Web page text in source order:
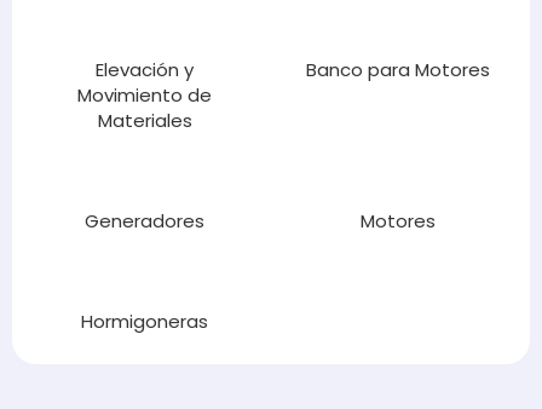
Elevación y
Movimiento de
Materiales
Banco para Motores
Generadores Motores
Hormigoneras